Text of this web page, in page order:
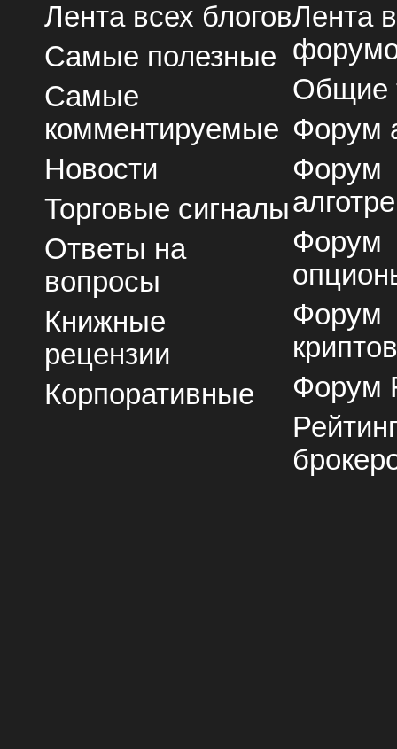
Лента всех блогов
Самые полезные
Самые
комментируемые
Новости
Торговые сигналы
Ответы на
вопросы
Книжные
рецензии
Корпоративные
Лента
Общие
Форум
Форум
Форум
Форум
Форум